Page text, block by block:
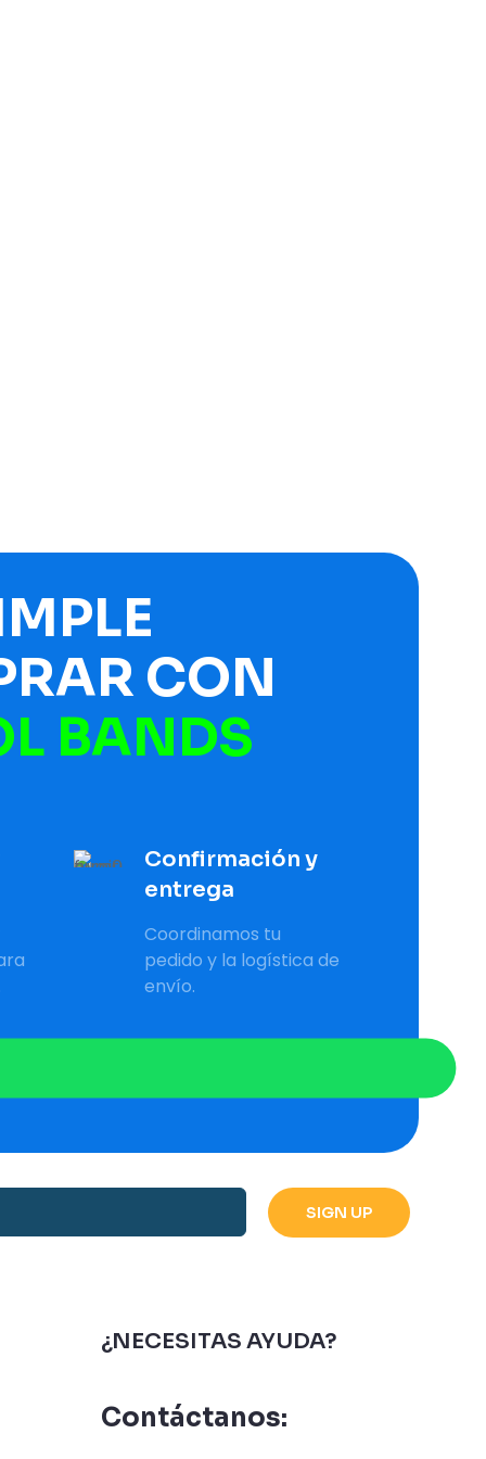
CON
BANDS
Confirmación y
entrega
Coordinamos tu
pedido y la logística de
envío.
¿NECESITAS AYUDA?
Contáctanos: